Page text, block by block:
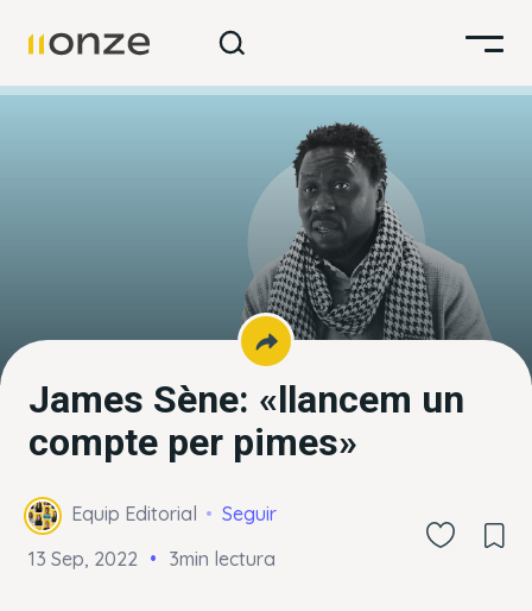
James Sène: «llancem un
compte per pimes»
Equip Editorial
Seguir
13 Sep, 2022
3min lectura